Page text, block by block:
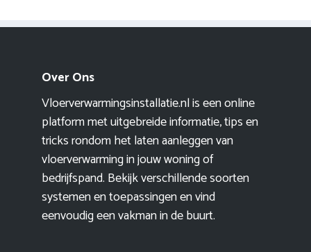
Over Ons
Vloerverwarmingsinstallatie.nl is een online
platform met uitgebreide informatie, tips en
tricks rondom het laten aanleggen van
vloerverwarming in jouw woning of
bedrijfspand. Bekijk verschillende soorten
systemen en toepassingen en vind
eenvoudig een vakman in de buurt.